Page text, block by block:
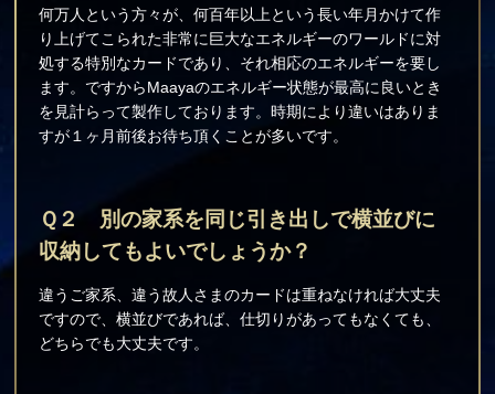
何万人という方々が、何百年以上という長い年月かけて作
り上げてこられた非常に巨大なエネルギーのワールドに対
処する特別なカードであり、それ相応のエネルギーを要し
ます。ですからMaayaのエネルギー状態が最高に良いとき
を見計らって製作しております。時期により違いはありま
すが１ヶ月前後お待ち頂くことが多いです。
Ｑ２ 別の家系を同じ引き出しで横並びに
収納してもよいでしょうか？
違うご家系、違う故人さまのカードは重ねなければ大丈夫
ですので、横並びであれば、仕切りがあってもなくても、
どちらでも大丈夫です。